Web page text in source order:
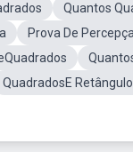
Quantos
Prova De
QuadradosE